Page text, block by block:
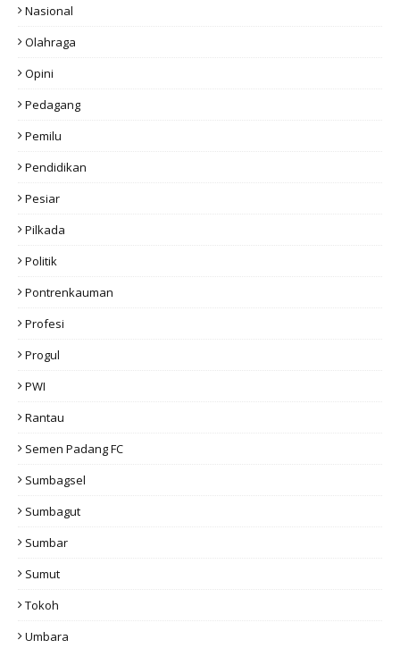
Nasional
Olahraga
Opini
Pedagang
Pemilu
Pendidikan
Pesiar
Pilkada
Politik
Pontrenkauman
Profesi
Progul
PWI
Rantau
Semen Padang FC
Sumbagsel
Sumbagut
Sumbar
Sumut
Tokoh
Umbara